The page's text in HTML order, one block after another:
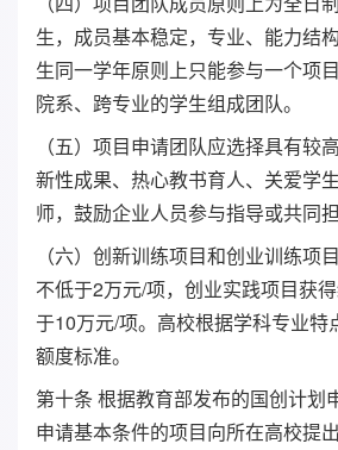
生，成员基本稳定，专业、能力结
生同一学年原则上只能参与一个项
院系、跨专业的学生组成团队。
（五）项目申请团队应选择具有较
新性成果、热心教书育人、关爱学
师，鼓励企业人员参与指导或共同担
（六）创新训练项目和创业训练项
不低于2万元/项，创业实践项目获
于10万元/项。高校根据学科专业特
额度标准。
第十条 根据教育部发布的国创计划
申请基本条件的项目向所在高校提